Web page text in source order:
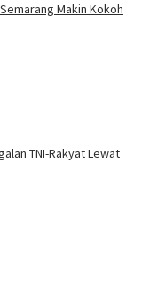
Makin Kokoh
TNI-Rakyat Lewat